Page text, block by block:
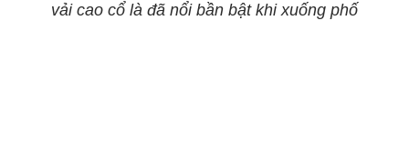
vải cao cổ là đã nổi bần bật khi xuống phố